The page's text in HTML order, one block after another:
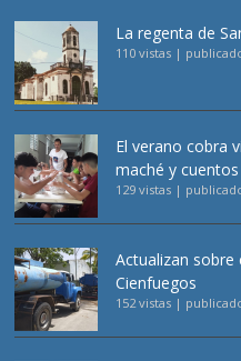
La regenta de
110 vistas |
El verano cobra
maché y
129 vistas |
Actualizan sobre
Cienfuegos
152 vistas |